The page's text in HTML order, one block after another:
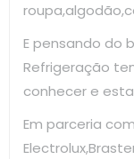
E pensando do
Refrigeração
conhecer e
Em parceria